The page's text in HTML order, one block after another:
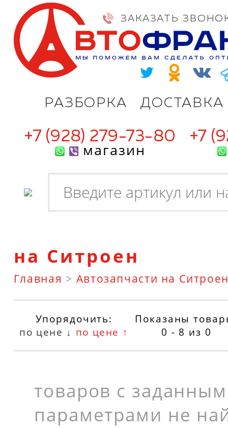
РАЗБОРКА ДОСТАВКА
ЗАКАЗАТЬ
+7 (928) 279-73-80
магазин
+7
на Ситроен
Главная > Автозапчасти на
Упорядочить:
по цене ↓ по цене ↑
Показаны
0 - 8 из 0
товаров с
параметрами не